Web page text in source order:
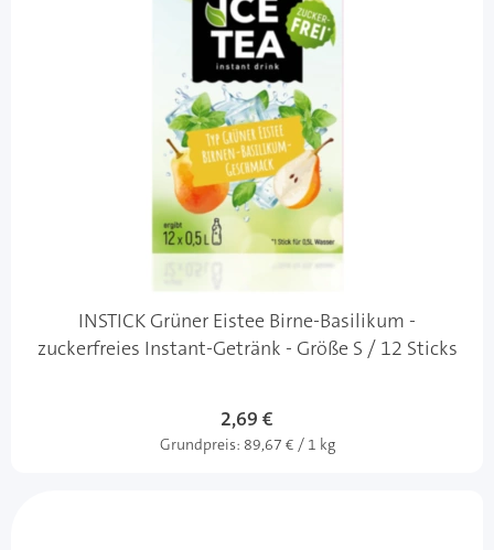
INSTICK Grüner Eistee Birne-Basilikum -
zuckerfreies Instant-Getränk - Größe S / 12 Sticks
2,69 €
Grundpreis: 89,67 € / 1 kg